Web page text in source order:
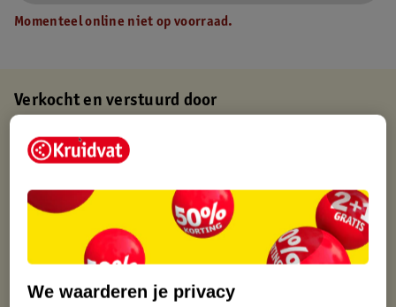
Momenteel online niet op voorraad.
Verkocht en verstuurd door
Binnen 1 werkdag verstuurd
Gratis retourneren via verkooppartner.
Gratis punten met je Kruidvat kaart
We waarderen je privacy